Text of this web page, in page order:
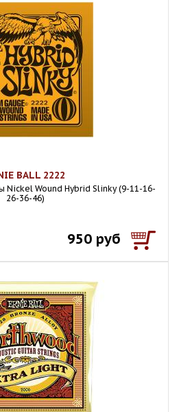
BALL 2222
Nickel Wound Hybrid Slinky (9-11-16-
26-36-46)
950 руб